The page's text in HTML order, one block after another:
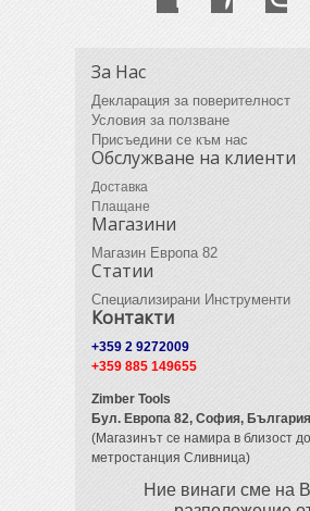
За Нас
Декларация за поверителност
Условия за ползване
Присъедини се към нас
Обслужване на клиенти
Доставка
Плащане
Магазини
Магазин Европа 82
Статии
Специализирани Инструменти
Контакти
+359 2 9272009
+359 885 149655
Zimber Tools
Бул. Европа 82, София,
(Магазинът се намира в близост до
метростанция Сливница)
Ние винаги сме на